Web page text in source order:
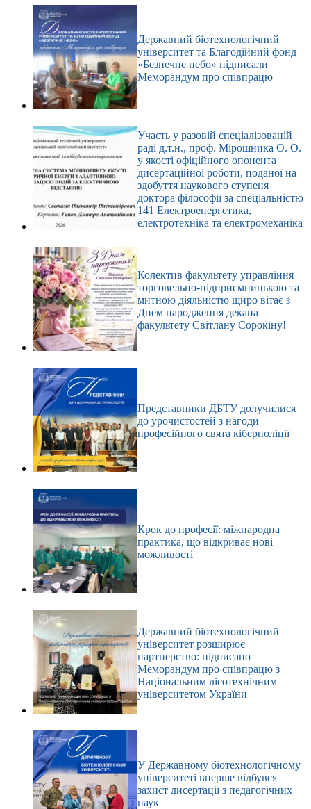
Державний біотехнологічний
університет та Благодійний фонд
«Безпечне небо» підписали
Меморандум про співпрацю
Участь у разовій спеціалізованій
раді д.т.н., проф. Мірошника О. О.
у якості офіційного опонента
дисертаційної роботи, поданої на
здобуття наукового ступеня
доктора філософії за спеціальністю
141 Електроенергетика,
електротехніка та електромеханіка
Колектив факультету управління
торговельно-підприємницькою та
митною діяльністю щиро вітає з
Днем народження декана
факультету Світлану Сорокіну!
Представники ДБТУ долучилися
до урочистостей з нагоди
професійного свята кіберполіції
Крок до професії: міжнародна
практика, що відкриває нові
можливості
Державний біотехнологічний
університет розширює
партнерство: підписано
Меморандум про співпрацю з
Національним лісотехнічним
університетом України
У Державному біотехнологічному
університеті вперше відбувся
захист дисертації з педагогічних
наук